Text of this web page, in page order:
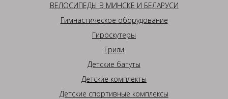
ВЕЛОСИПЕДЫ В МИНСКЕ И БЕЛАРУСИ
Гимнастическое оборудование
Гироскутеры
Грили
Детские батуты
Детские комплекты
Детские спортивные комплексы